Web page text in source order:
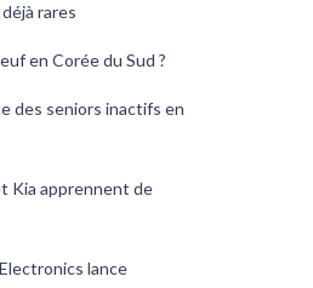
rares
en Corée du Sud ?
des seniors inactifs en
Kia apprennent de
lance